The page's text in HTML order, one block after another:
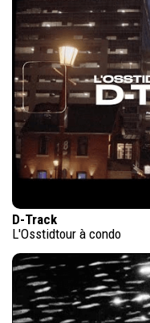
D-Track
L'Osstidtour à condo